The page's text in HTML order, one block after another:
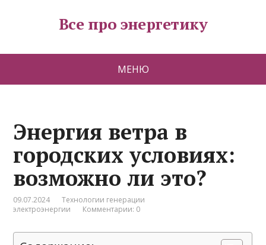
Все про энергетику
МЕНЮ
Энергия ветра в
городских условиях:
возможно ли это?
09.07.2024
Технологии генерации
электроэнергии
Комментарии: 0